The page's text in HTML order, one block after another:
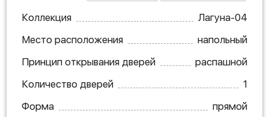
Коллекция
Лагуна-04
Место расположения
напольный
Принцип открывания дверей
распашной
Количество дверей
1
Форма
прямой